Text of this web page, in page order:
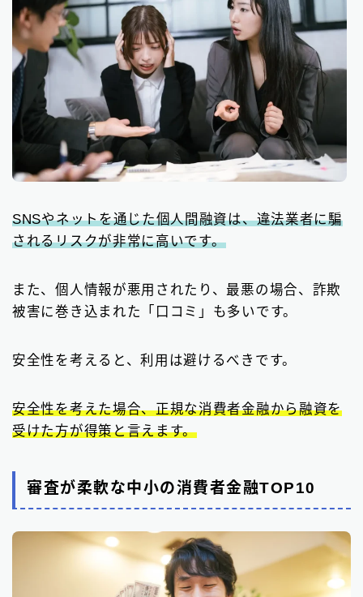
SNSやネットを通じた個人間融資は、違法業者に騙
されるリスクが非常に高いです。
また、個人情報が悪用されたり、最悪の場合、詐欺
被害に巻き込まれた「口コミ」も多いです。
安全性を考えると、利用は避けるべきです。
安全性を考えた場合、正規な消費者金融から融資を
受けた方が得策と言えます。
審査が柔軟な中小の消費者金融TOP10